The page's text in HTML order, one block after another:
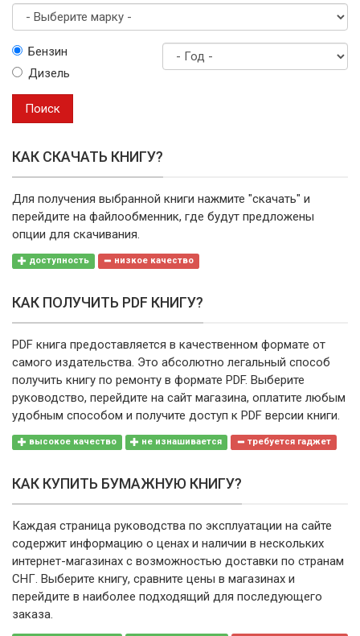
маркуБензин
Дизель
Поиск
КАК СКАЧАТЬ КНИГУ?
Для получения выбранной книги нажмите "скачать" и
перейдите на файлообменник, где будут предложены
опции для скачивания.
доступность низкое качество
КАК ПОЛУЧИТЬ PDF КНИГУ?
PDF книга предоставляется в качественном формате от
самого издательства. Это абсолютно легальный способ
получить книгу по ремонту в формате PDF. Выберите
руководство, перейдите на сайт магазина, оплатите любым
удобным способом и получите доступ к PDF версии книги.
высокое качество не изнашивается требуется гаджет
КАК КУПИТЬ БУМАЖНУЮ КНИГУ?
Каждая страница руководства по эксплуатации на сайте
содержит информацию о ценах и наличии в нескольких
интернет-магазинах с возможностью доставки по странам
СНГ. Выберите книгу, сравните цены в магазинах и
перейдите в наиболее подходящий для последующего
заказа.